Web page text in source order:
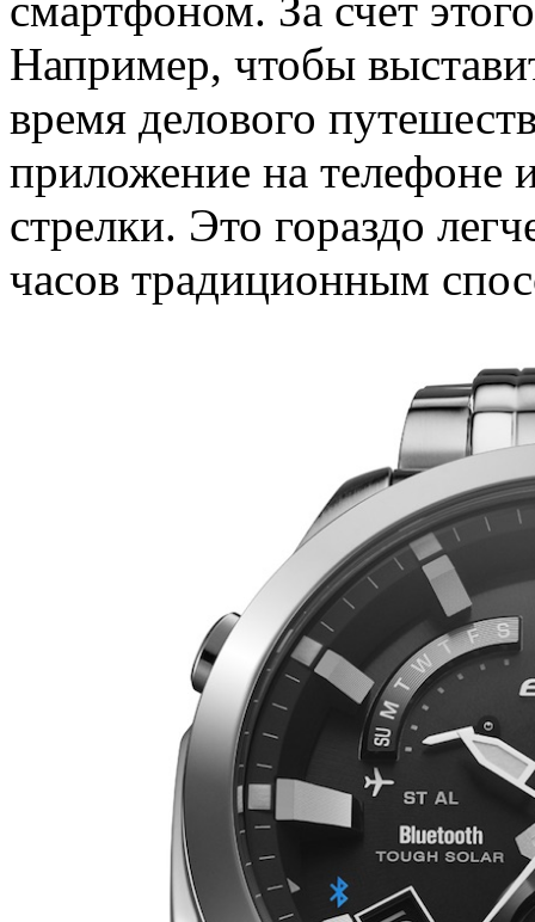
смартфоном. За счет
Например, чтобы
время делового
приложение на телефоне
стрелки. Это гораздо
часов традиционным